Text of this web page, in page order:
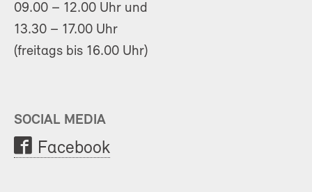
09.00 – 12.00 Uhr und
13.30 – 17.00 Uhr
(freitags bis 16.00 Uhr)
SOCIAL MEDIA
Facebook